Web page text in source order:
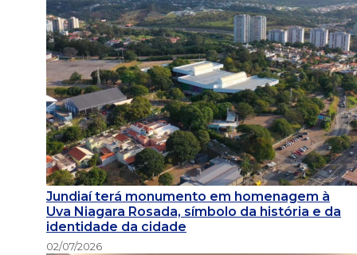
Jundiaí terá monumento em homenagem à
Uva Niagara Rosada, símbolo da história e da
identidade da cidade
02/07/2026